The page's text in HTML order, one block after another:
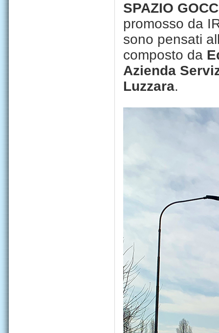
SPAZIO
promosso da
sono pensati
composto da
Azienda
Luzzara.